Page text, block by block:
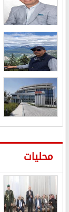
محليات